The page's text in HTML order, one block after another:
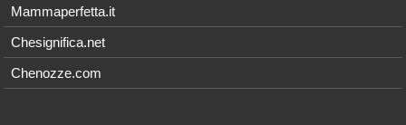
Mammaperfetta.it
Chesignifica.net
Chenozze.com